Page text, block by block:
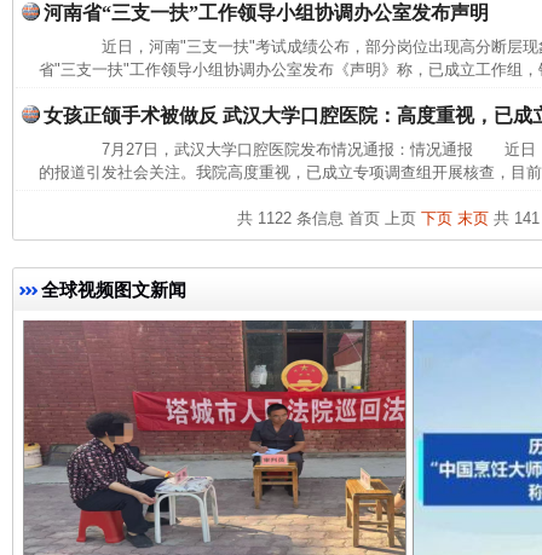
河南省“三支一扶”工作领导小组协调办公室发布声明
近日，河南"三支一扶"考试成绩公布，部分岗位出现高分断层现
省"三支一扶"工作领导小组协调办公室发布《声明》称，已成立工作组
女孩正颌手术被做反 武汉大学口腔医院：高度重视，已成
7月27日，武汉大学口腔医院发布情况通报：情况通报 近日
的报道引发社会关注。我院高度重视，已成立专项调查组开展核查，目
共 1122 条信息 首页 上页 下页 末页共 141
全球视频图文新闻
完善运行机制助力责任有效落实
一纸欠条伤亲情 巡回调解促和解..